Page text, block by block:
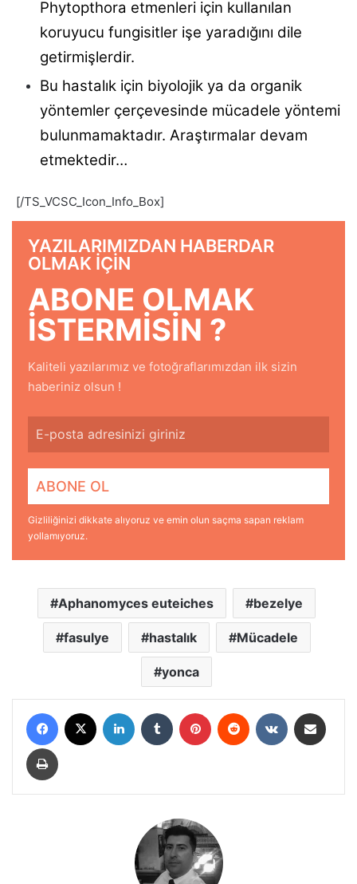
Phytopthora etmenleri için kullanılan
koruyucu fungisitler işe yaradığını dile
getirmişlerdir.
Bu hastalık için biyolojik ya da organik
yöntemler çerçevesinde mücadele yöntemi
bulunmamaktadır. Araştırmalar devam
etmektedir…
[/TS_VCSC_Icon_Info_Box]
YAZILARIMIZDAN HABERDAR
OLMAK IÇIN
ABONE OLMAK
ISTERMISIN ?
Kaliteli yazılarımız ve fotoğraflarımızdan ilk sizin
haberiniz olsun !
Gizliliğinizi dikkate alıyoruz ve emin olun saçma sapan reklam
yollamıyoruz.
Aphanomyces euteiches bezelye
fasulye hastalık Mücadele
yonca